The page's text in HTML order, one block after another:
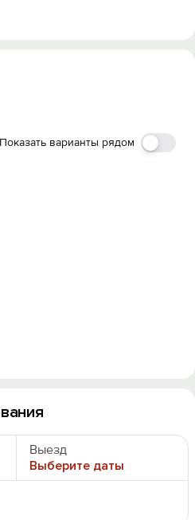
Выезд
Выберите даты
Показать варианты рядом